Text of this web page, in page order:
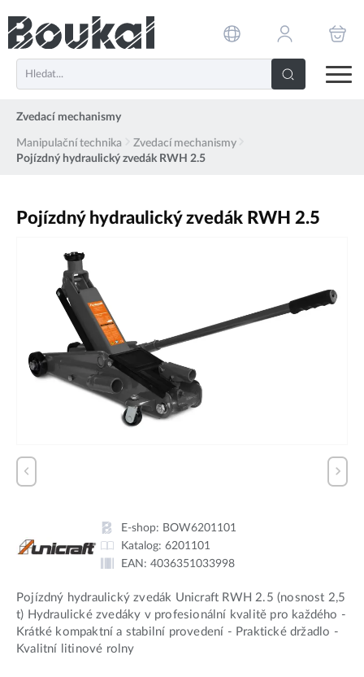
Zvedací mechanismy
Manipulační technika
Zvedací mechanismy
Pojízdný hydraulický zvedák RWH 2.5
Pojízdný hydraulický zvedák RWH 2.5
E-shop: BOW6201101
Katalog: 6201101
EAN: 4036351033998
Pojízdný hydraulický zvedák Unicraft RWH 2.5 (nosnost 2,5
t) Hydraulické zvedáky v profesionální kvalitě pro každého -
Krátké kompaktní a stabilní provedení - Praktické držadlo -
Kvalitní litinové rolny